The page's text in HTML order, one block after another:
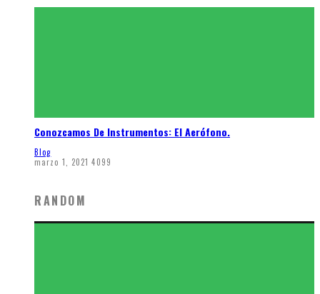
Conozcamos De Instrumentos: El Aerófono.
Blog
marzo 1, 2021 4099
RANDOM